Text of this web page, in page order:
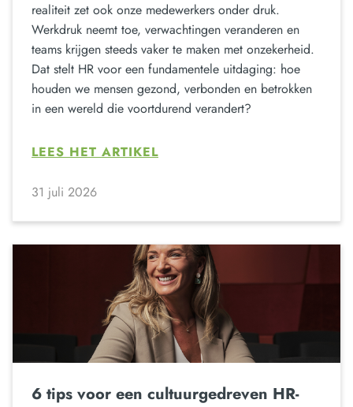
realiteit zet ook onze medewerkers onder druk.
Werkdruk neemt toe, verwachtingen veranderen en
teams krijgen steeds vaker te maken met onzekerheid.
Dat stelt HR voor een fundamentele uitdaging: hoe
houden we mensen gezond, verbonden en betrokken
in een wereld die voortdurend verandert?
LEES HET ARTIKEL
31 juli 2026
6 tips voor een cultuurgedreven HR-